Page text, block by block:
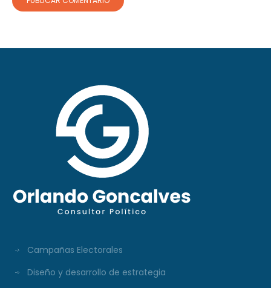
Campañas Electorales
Diseño y desarrollo de estrategia